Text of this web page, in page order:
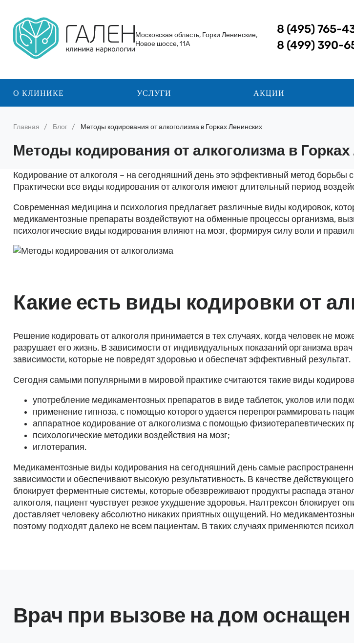
Московская область, Горки Ленинские,
Новое шоссе, 11А
8 (495) 765-
8 (499) 390-
О КЛИНИКЕ УСЛУГИ АКЦИИ
Главная Блог Методы кодирования от алкоголизма в Горках Ленинских
Методы кодирования от алкоголизма в
Кодирование от алкоголя – на сегодняшний день это эффективный метод борьбы
Практически все виды кодирования от алкоголя имеют длительный период
Современная медицина и психология предлагает различные виды кодировок,
медикаментозные препараты воздействуют на обменные процессы организма,
психологические виды кодирования влияют на мозг, формируя силу воли и
Какие есть виды кодировки от
Решение кодировать от алкоголя принимается в тех случаях, когда человек не
разрушает его жизнь. В зависимости от индивидуальных показаний организма
зависимости, которые не повредят здоровью и обеспечат эффективный результат.
Сегодня самыми популярными в мировой практике считаются такие виды
употребление медикаментозных препаратов в виде таблеток, уколов или
применение гипноза, с помощью которого удается перепрограммировать
аппаратное кодирование от алкоголизма с помощью физиотерапевтических
психологические методики воздействия на мозг;
иглотерапия.
Медикаментозные виды кодирования на сегодняшний день самые
зависимости и обеспечивают высокую результативность. В качестве
блокирует ферментные системы, которые обезвреживают продукты распада
алкоголя, пациент чувствует резкое ухудшение здоровья. Налтрексон блокирует
доставляет человеку абсолютно никаких приятных ощущений. Но
поэтому подходят далеко не всем пациентам. В таких случаях применяются
Врач при вызове на дом